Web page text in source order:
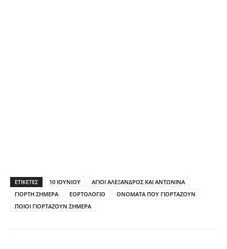
ΕΤΙΚΕΤΕΣ 10 ΙΟΥΝΙΟΥ
ΑΓΙΟΙ ΑΛΕΞΑΝΔΡΟΣ ΚΑΙ ΑΝΤΩΝΙΝΑ
ΓΙΟΡΤΗ ΣΗΜΕΡΑ
ΕΟΡΤΟΛΟΓΙΟ
ΟΝΟΜΑΤΑ ΠΟΥ ΓΙΟΡΤΑΖΟΥΝ
ΠΟΙΟΙ ΓΙΟΡΤΑΖΟΥΝ ΣΗΜΕΡΑ